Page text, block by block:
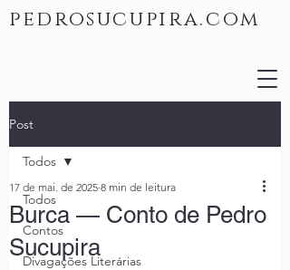
pedrosucupira.com
Post
Todos
Contos
Divagações Literárias
Todos
Burca — Conto de Pedro
Sucupira
17 de mai. de 2025 8 min de leitura